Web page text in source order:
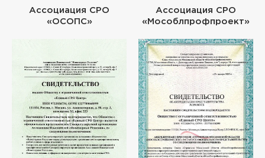
Ассоциация СРО
«ОСОПС»
Ассоциация СРО
«Мособлпрофпроект»